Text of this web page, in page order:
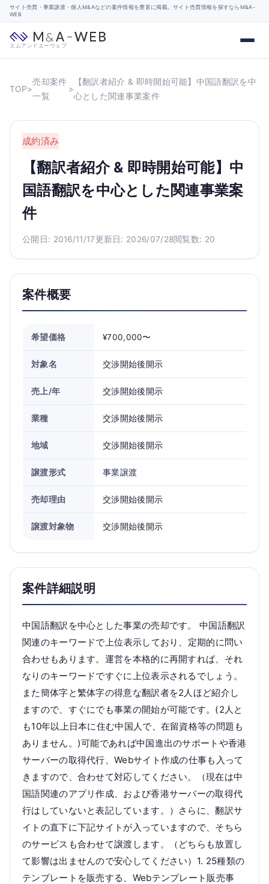
サイト売買・事業譲渡・個人M&Aなどの案件情報を豊富に掲載。サイト売買情報を探すならM&A-
WEB
エムアンドエーウェブ
TOP>
売却案件
一覧
>
【翻訳者紹介 & 即時開始可能】中国語翻訳を中
心とした関連事業案件
成約済み
【翻訳者紹介 & 即時開始可能】中
国語翻訳を中心とした関連事業案
件
公開日: 2016/11/17更新日: 2026/07/28閲覧数: 20
案件概要
希望価格 ¥700,000〜
対象名 交渉開始後開示
売上/年 交渉開始後開示
業種 交渉開始後開示
地域 交渉開始後開示
譲渡形式 事業譲渡
売却理由 交渉開始後開示
譲渡対象物 交渉開始後開示
案件詳細説明
中国語翻訳を中心とした事業の売却です。 中国語翻訳
関連のキーワードで上位表示しており、定期的に問い
合わせもあります。運営を本格的に再開すれば、それ
なりのキーワードですぐに上位表示されるでしょう。
また簡体字と繁体字の得意な翻訳者を2人ほど紹介し
ますので、すぐにでも事業の開始が可能です。(2人と
も10年以上日本に住む中国人で、在留資格等の問題も
ありません。)可能であれば中国進出のサポートや香港
サーバーの取得代行、Webサイト作成の仕事も入って
きますので、合わせて対応してください。（現在は中
国語関連のアプリ作成、および香港サーバーの取得代
行はしていないと表記しています。）さらに、翻訳サ
イトの直下に下記サイトが入っていますので、そちら
のサービスも合わせて譲渡します。（どちらも放置し
て影響は出ませんので安心してください）1. 25種類の
テンプレートを販売する、Webテンプレート販売事